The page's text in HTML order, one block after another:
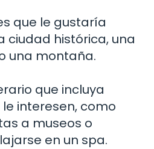
que le gustaría
ciudad histórica, una
una montaña.
que incluya
interesen, como
a museos o
en un spa.